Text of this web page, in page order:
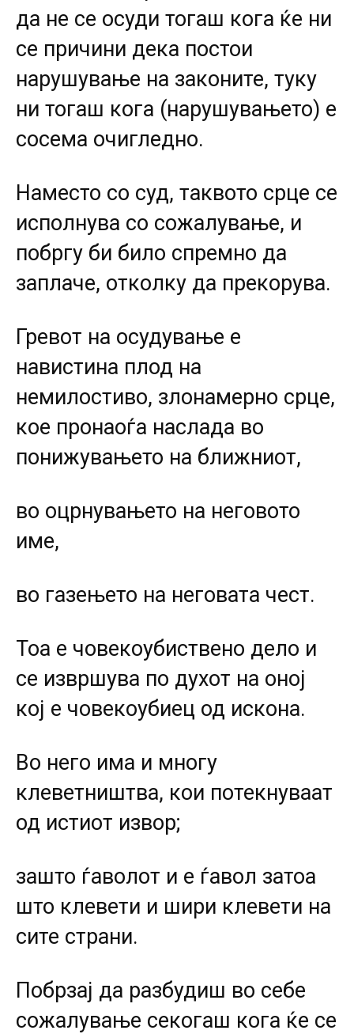
да не се осуди тогаш кога ќе ни
се причини дека постои
нарушување на законите, туку
ни тогаш кога (нарушувањето) е
сосема очигледно.
Наместо со суд, таквото срце се
исполнува со сожалување, и
побргу би било спремно да
заплаче, отколку да прекорува.
Гревот на осудување е
навистина плод на
немилостиво, злонамерно срце,
кое пронаоѓа наслада во
понижувањето на ближниот,
во оцрнувањето на неговото
име,
во газењето на неговата чест.
Тоа е човекоубиствено дело и
се извршува по духот на оној
кој е човекоубиец од искона.
Во него има и многу
клеветништва, кои потекнуваат
од истиот извор;
зашто ѓаволот и е ѓавол затоа
што клевети и шири клевети на
сите страни.
Побрзај да разбудиш во себе
сожалување секогаш кога ќе се